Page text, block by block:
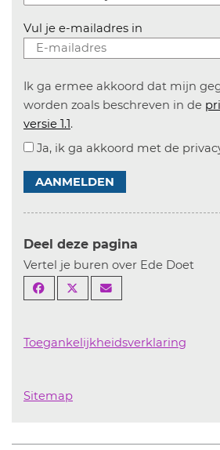
Vul je e-mailadres in
Ik ga ermee akkoord dat mijn
worden zoals beschreven in de
versie 1.1.
Ja, ik ga akkoord met de
AANMELDEN
Deel deze pagina
Vertel je buren over Ede Doet
Toegankelijkheidsverklaring
Sitemap